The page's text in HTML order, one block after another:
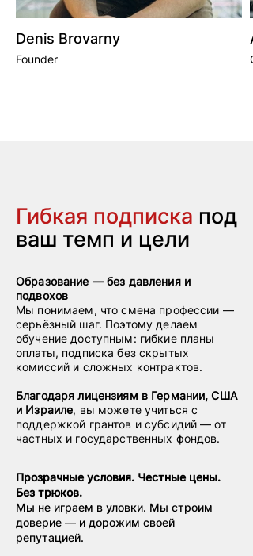
Denis Brovarny
Founder
Гибкая подписка под
ваш темп и цели
Образование — без давления и
подвохов
Мы понимаем, что смена профессии —
серьёзный шаг. Поэтому делаем
обучение доступным: гибкие планы
оплаты, подписка без скрытых
комиссий и сложных контрактов.
Благодаря лицензиям в Германии, США
и Израиле, вы можете учиться с
поддержкой грантов и субсидий — от
частных и государственных фондов.
Прозрачные условия. Честные цены.
Без трюков.
Мы не играем в уловки. Мы строим
доверие — и дорожим своей
репутацией.